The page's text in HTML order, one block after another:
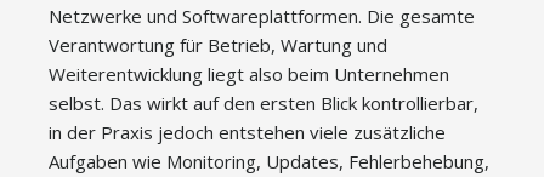
Netzwerke und Softwareplattformen. Die gesamte
Verantwortung für Betrieb, Wartung und
Weiterentwicklung liegt also beim Unternehmen
selbst. Das wirkt auf den ersten Blick kontrollierbar,
in der Praxis jedoch entstehen viele zusätzliche
Aufgaben wie Monitoring, Updates, Fehlerbehebung,